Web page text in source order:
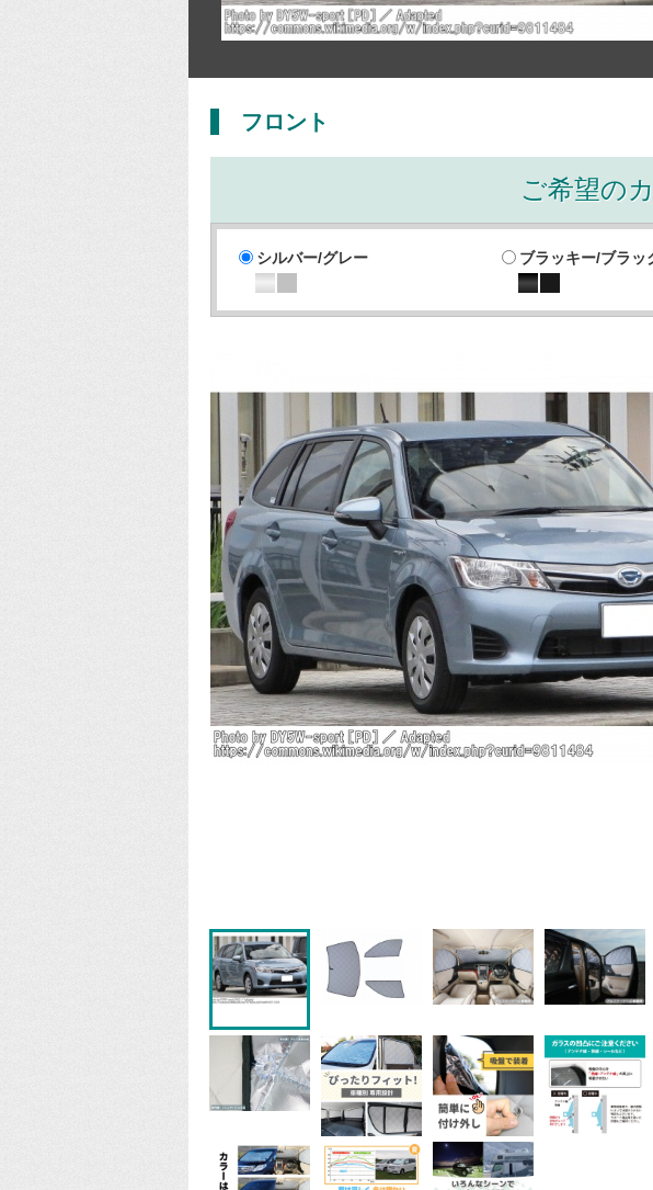
フロント
ご希望の
シルバー/グレー ブラッキー/ブラッ